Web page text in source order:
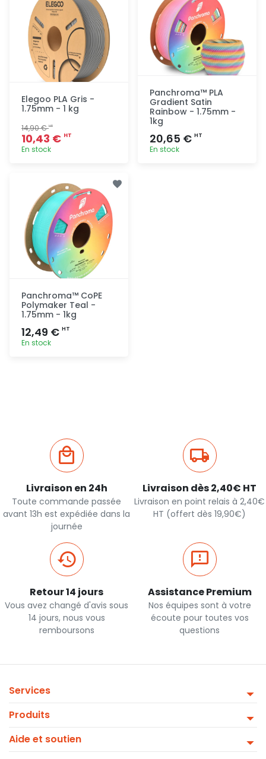
Elegoo PLA Gris -
1.75mm - 1 kg
14,90 €HT
10,43 € HT
En stock
rapide
Panchroma™ PLA
Gradient Satin
Rainbow - 1.75mm -
1kg
20,65 € HT
En stock
Panchroma™ CoPE
Polymaker Teal -
1.75mm - 1kg
12,49 € HT
En stock
Livraison en 24h
Toute commande passée
avant 13h est expédiée dans la
journée
Livraison dès 2,40€ HT
Livraison en point relais à 2,40€
HT (offert dès 19,90€)
Retour 14 jours
Vous avez changé d'avis sous
14 jours, nous vous
remboursons
Assistance Premium
Nos équipes sont à votre
écoute pour toutes vos
questions
Services
Produits
Aide et soutien